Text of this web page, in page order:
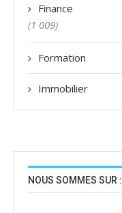
Finance
(1 009)
Formation
Immobilier
NOUS SOMMES SUR :